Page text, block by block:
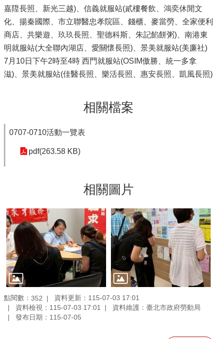
嘉陞長照、新光三越)、信義就服站(貳樓餐飲、鴻奕休閒文
化、揚秦國際、市立聯醫忠孝院區、錢櫃、麥當勞、全家便利
商店、共樂遊、玖玖長照、聖德科斯、朱記餡餅粥)、南港東
明就服站(大全聯內湖店、愛關懷長照)、景美就服站(美廉社)
7月10日下午2時至4時 西門就服站(OSIM傲勝、統一多拿
滋)、景美就服站(佳醫長照、樂活長照、惠安長照、凱風長照)
相關檔案
0707-0710活動一覽表
pdf(263.58 KB)
相關圖片
點閱數： 352
資料更新：115-07-03 17:01
資料檢視：115-07-03 17:01
資料維護：臺北市政府勞動局
發布日期：115-07-05